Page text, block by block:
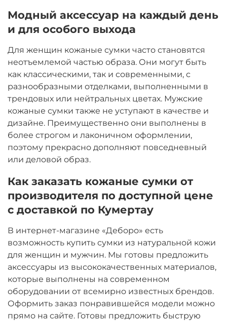
Модный аксессуар на каждый день
и для особого выхода
Для женщин кожаные сумки часто становятся
неотъемлемой частью образа. Они могут быть
как классическими, так и современными, с
разнообразными отделками, выполненными в
трендовых или нейтральных цветах. Мужские
кожаные сумки также не уступают в качестве и
дизайне. Преимущественно они выполнены в
более строгом и лаконичном оформлении,
поэтому прекрасно дополняют повседневный
или деловой образ.
Как заказать кожаные сумки от
производителя по доступной цене
с доставкой по Кумертау
В интернет-магазине «Деборо» есть
возможность купить сумки из натуральной кожи
для женщин и мужчин. Мы готовы предложить
аксессуары из высококачественных материалов,
которые выполнены на современном
оборудовании от всемирно известных брендов.
Оформить заказ понравившейся модели можно
прямо на сайте. Готовы предложить быструю